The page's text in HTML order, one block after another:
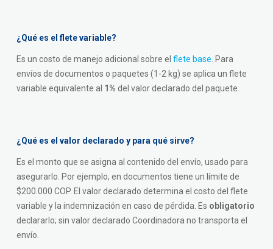
¿Qué es el flete variable?
Es un costo de manejo adicional sobre el flete base . Para
envíos de documentos o paquetes (1-2 kg) se aplica un flete
variable equivalente al 1% del valor declarado del paquete.
¿Qué es el valor declarado y para qué sirve?
Es el monto que se asigna al contenido del envío, usado para
asegurarlo. Por ejemplo, en documentos tiene un límite de
$200.000 COP. El valor declarado determina el costo del flete
variable y la indemnización en caso de pérdida. Es obligatorio
declararlo; sin valor declarado Coordinadora no transporta el
envío.